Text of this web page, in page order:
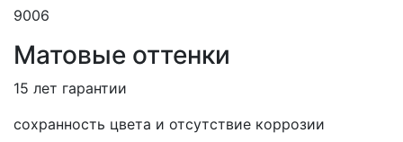
9006
Матовые оттенки
15 лет гарантии
сохранность цвета и отсутствие коррозии